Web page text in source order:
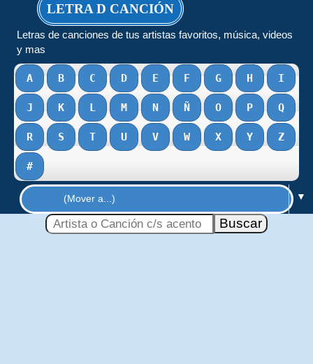
LETRA D CANCIÓN
Letras de canciones de tus artistas favoritos, música, videos
y mas
A B C D E F G H I
J K L M N Ñ O P Q
R S T U V W X Y Z
#
▼